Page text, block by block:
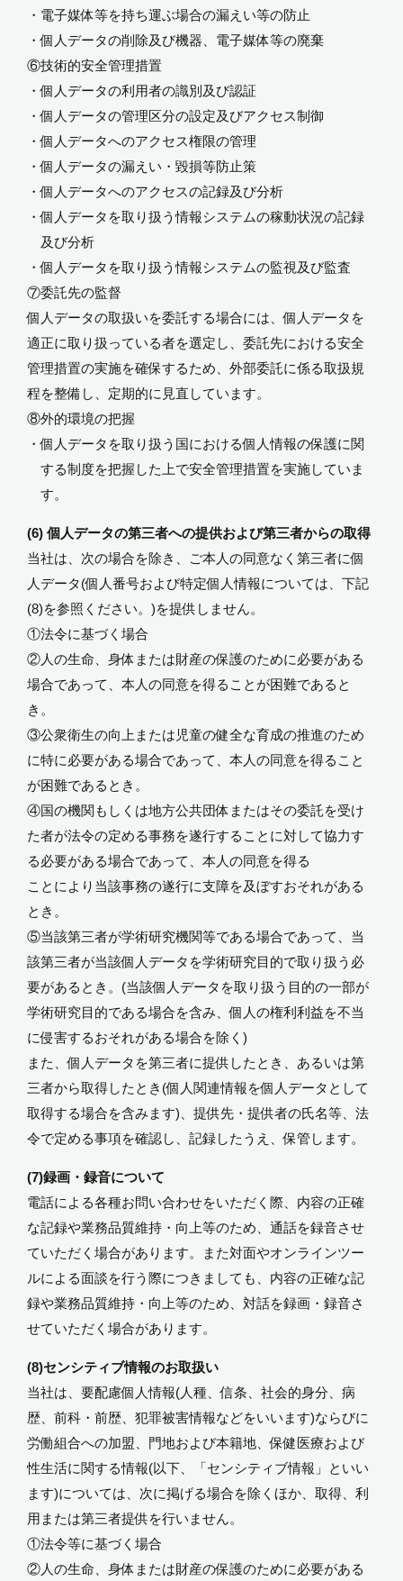
・電子媒体等を持ち運ぶ場合の漏えい等の防止
・個人データの削除及び機器、電子媒体等の廃棄
⑥技術的安全管理措置
・個人データの利用者の識別及び認証
・個人データの管理区分の設定及びアクセス制御
・個人データへのアクセス権限の管理
・個人データの漏えい・毀損等防止策
・個人データへのアクセスの記録及び分析
・個人データを取り扱う情報システムの稼動状況の記録
及び分析
・個人データを取り扱う情報システムの監視及び監査
⑦委託先の監督
個人データの取扱いを委託する場合には、個人データを
適正に取り扱っている者を選定し、委託先における安全
管理措置の実施を確保するため、外部委託に係る取扱規
程を整備し、定期的に見直しています。
⑧外的環境の把握
・個人データを取り扱う国における個人情報の保護に関
する制度を把握した上で安全管理措置を実施していま
す。
(6) 個人データの第三者への提供および第三者からの取得
当社は、次の場合を除き、ご本人の同意なく第三者に個
人データ(個人番号および特定個人情報については、下記
(8)を参照ください。)を提供しません。
①法令に基づく場合
②人の生命、身体または財産の保護のために必要がある
場合であって、本人の同意を得ることが困難であると
き。
③公衆衛生の向上または児童の健全な育成の推進のため
に特に必要がある場合であって、本人の同意を得ること
が困難であるとき。
④国の機関もしくは地方公共団体またはその委託を受け
た者が法令の定める事務を遂行することに対して協力す
る必要がある場合であって、本人の同意を得る
ことにより当該事務の遂行に支障を及ぼすおそれがある
とき。
⑤当該第三者が学術研究機関等である場合であって、当
該第三者が当該個人データを学術研究目的で取り扱う必
要があるとき。(当該個人データを取り扱う目的の一部が
学術研究目的である場合を含み、個人の権利利益を不当
に侵害するおそれがある場合を除く)
また、個人データを第三者に提供したとき、あるいは第
三者から取得したとき(個人関連情報を個人データとして
取得する場合を含みます)、提供先・提供者の氏名等、法
令で定める事項を確認し、記録したうえ、保管します。
(7)録画・録音について
電話による各種お問い合わせをいただく際、内容の正確
な記録や業務品質維持・向上等のため、通話を録音させ
ていただく場合があります。また対面やオンラインツー
ルによる面談を行う際につきましても、内容の正確な記
録や業務品質維持・向上等のため、対話を録画・録音さ
せていただく場合があります。
(8)センシティブ情報のお取扱い
当社は、要配慮個人情報(人種、信条、社会的身分、病
歴、前科・前歴、犯罪被害情報などをいいます)ならびに
労働組合への加盟、門地および本籍地、保健医療および
性生活に関する情報(以下、「センシティブ情報」といい
ます)については、次に掲げる場合を除くほか、取得、利
用または第三者提供を行いません。
①法令等に基づく場合
②人の生命、身体または財産の保護のために必要がある